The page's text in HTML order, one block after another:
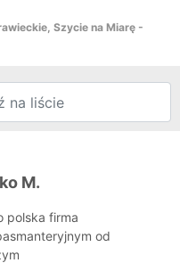
Szycie na Miarę -
M.
polska firma
od